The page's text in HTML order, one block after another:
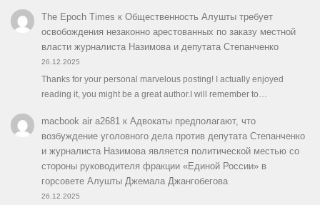
The Epoch Times к Общественность Алушты требует
освобождения незаконно арестованных по заказу местной
власти журналиста Назимова и депутата Степанченко
26.12.2025
Thanks for your personal marvelous posting! I actually enjoyed
reading it, you might be a great author.I will remember to…
macbook air a2681к Адвокаты предполагают, что
возбуждение уголовного дела против депутата Степанченко
и журналиста Назимова является политической местью со
стороны руководителя фракции «Единой России» в
горсовете Алушты Джемала Джангобегова
26.12.2025